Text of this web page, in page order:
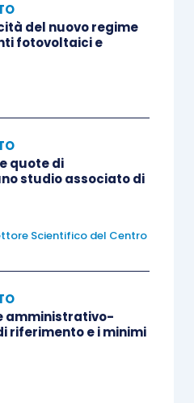
fornito dall’Agenzia delle
con la stampa
precisato che, stante il
parte dell’
che, anche il
misurazione, gestione
certificato, al pari di
regime ordinario
da adottare dal
del sistema
a quella prevista
2015
del nuovo regime
fotovoltaici e
quote di
studio associato di
Scientifico del Centro
amministrativo-
riferimento e i minimi